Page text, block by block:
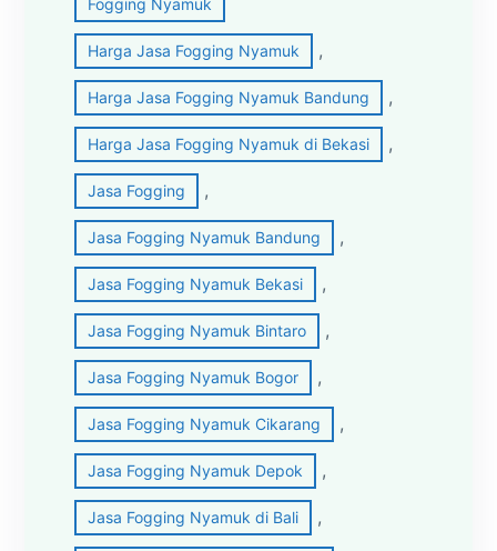
Fogging Nyamuk
Harga Jasa Fogging Nyamuk ,
Harga Jasa Fogging Nyamuk Bandung ,
Harga Jasa Fogging Nyamuk di Bekasi ,
Jasa Fogging ,
Jasa Fogging Nyamuk Bandung ,
Jasa Fogging Nyamuk Bekasi ,
Jasa Fogging Nyamuk Bintaro ,
Jasa Fogging Nyamuk Bogor ,
Jasa Fogging Nyamuk Cikarang ,
Jasa Fogging Nyamuk Depok ,
Jasa Fogging Nyamuk di Bali ,